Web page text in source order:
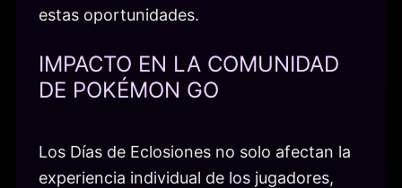
estas oportunidades.
IMPACTO EN LA COMUNIDAD
DE POKÉMON GO
Los Días de Eclosiones no solo afectan la
experiencia individual de los jugadores,